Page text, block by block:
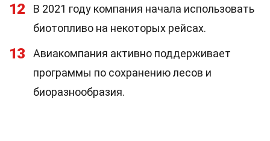
12
В 2021 году компания начала использовать
биотопливо на некоторых рейсах.
13
Авиакомпания активно поддерживает
программы по сохранению лесов и
биоразнообразия.